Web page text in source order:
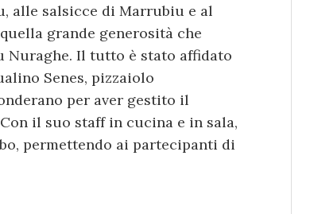
alle salsicce di Marrubiu e al
grande generosità che
Nuraghe. Il tutto è stato affidato
Senes, pizzaiolo
per aver gestito il
il suo staff in cucina e in sala,
permettendo ai partecipanti di